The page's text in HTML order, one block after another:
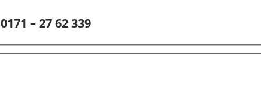
0171 – 27 62 339